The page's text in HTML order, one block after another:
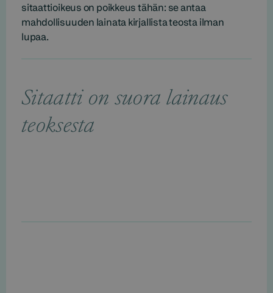
sitaattioikeus on poikkeus tähän: se antaa
mahdollisuuden lainata kirjallista teosta ilman
lupaa.
Sitaatti on suora lainaus
teoksesta